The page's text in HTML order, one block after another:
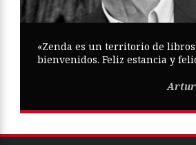
«Zenda es un territorio de libros
bienvenidos. Feliz estancia y